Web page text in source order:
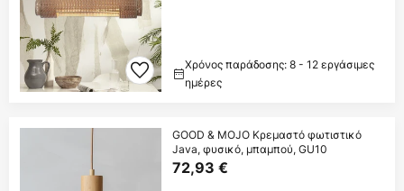
Χρόνος παράδοσης: 8 - 12 εργάσιμες
ημέρες
GOOD & MOJO Κρεμαστό φωτιστικό
Java, φυσικό, μπαμπού, GU10
72,93 €